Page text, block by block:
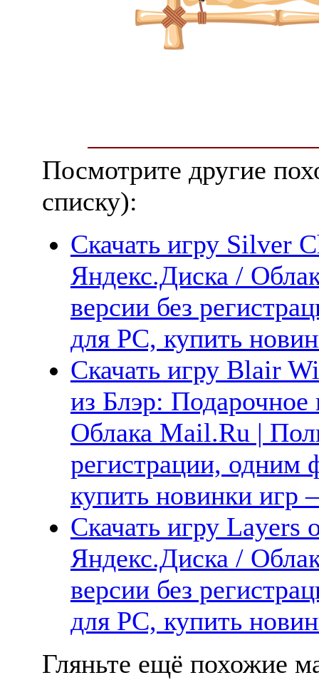
Посмотрите другие
списку):
Скачать игру Silver
Яндекс.Диска /
версии без
для PC, купить
Скачать игру Blair
из Блэр: Подарочное
Облака Mail.Ru |
регистрации, одним
купить новинки
Скачать игру Layers
Яндекс.Диска /
версии без
для PC, купить
Гляньте ещё похожие